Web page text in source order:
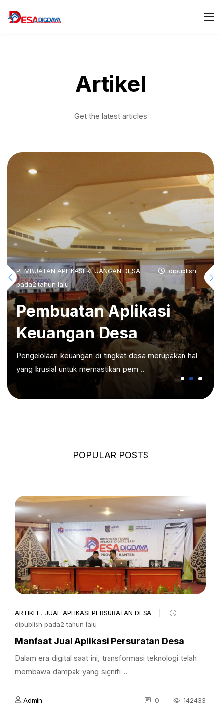
Artikel
Get the latest articles
PEMBUATAN APLIKASI KEUANGAN DESA
dipublish
pada2 tahun lalu
Pembuatan Aplikasi
Keuangan Desa
Pengelolaan keuangan di tingkat desa merupakan hal
yang krusial untuk memastikan pem ..
POPULAR POSTS
ARTIKEL , JUAL APLIKASI PERSURATAN DESA
dipublish pada2 tahun lalu
Manfaat Jual Aplikasi Persuratan Desa
Dalam era digital saat ini, transformasi teknologi telah
membawa dampak yang signifi ..
Admin 0 142433